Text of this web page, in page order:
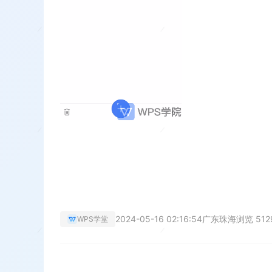
WPS学堂 2024-05-16 02:16:54广东珠海浏览